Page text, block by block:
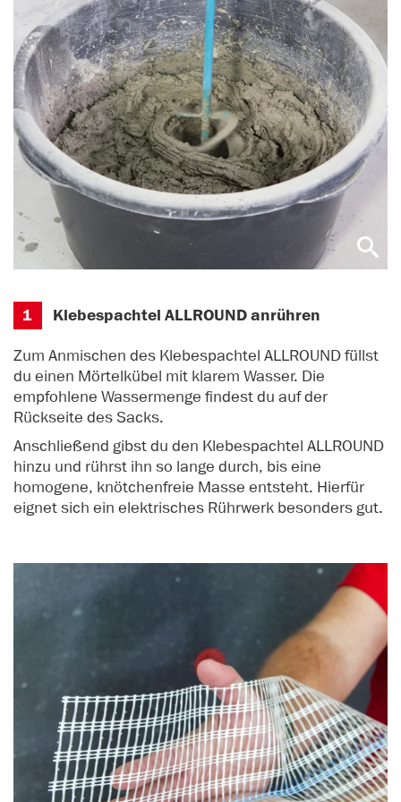
1 Klebespachtel ALLROUND anrühren
Zum Anmischen des Klebespachtel ALLROUND füllst
du einen Mörtelkübel mit klarem Wasser. Die
empfohlene Wassermenge findest du auf der
Rückseite des Sacks.
Anschließend gibst du den Klebespachtel ALLROUND
hinzu und rührst ihn so lange durch, bis eine
homogene, knötchenfreie Masse entsteht. Hierfür
eignet sich ein elektrisches Rührwerk besonders gut.